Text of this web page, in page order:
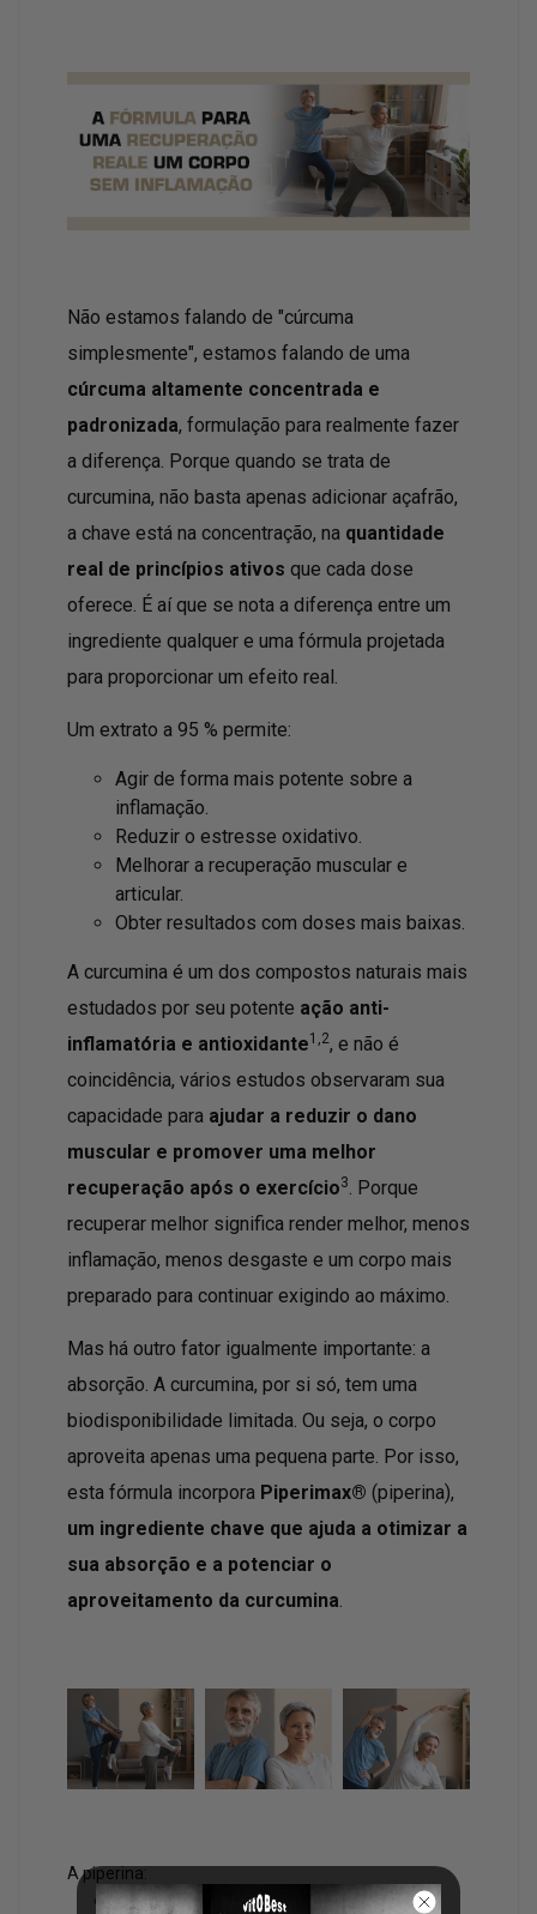
Não estamos falando de "cúrcuma
simplesmente", estamos falando de uma
cúrcuma altamente concentrada e
padronizada, formulação para realmente fazer
a diferença. Porque quando se trata de
curcumina, não basta apenas adicionar açafrão,
a chave está na concentração, na quantidade
real de princípios ativos que cada dose
oferece. É aí que se nota a diferença entre um
ingrediente qualquer e uma fórmula projetada
para proporcionar um efeito real.
Um extrato a 95 % permite:
Agir de forma mais potente sobre a
inflamação.
Reduzir o estresse oxidativo.
Melhorar a recuperação muscular e
articular.
Obter resultados com doses mais baixas.
A curcumina é um dos compostos naturais mais
estudados por seu potente ação anti-
inflamatória e antioxidante1,2, e não é
coincidência, vários estudos observaram sua
capacidade para ajudar a reduzir o dano
muscular e promover uma melhor
recuperação após o exercício3. Porque
recuperar melhor significa render melhor, menos
inflamação, menos desgaste e um corpo mais
preparado para continuar exigindo ao máximo.
Mas há outro fator igualmente importante: a
absorção. A curcumina, por si só, tem uma
biodisponibilidade limitada. Ou seja, o corpo
aproveita apenas uma pequena parte. Por isso,
esta fórmula incorpora Piperimax® (piperina),
um ingrediente chave que ajuda a otimizar a
sua absorção e a potenciar o
aproveitamento da curcumina.
A piperina:
Melhora a absorção intestinal.